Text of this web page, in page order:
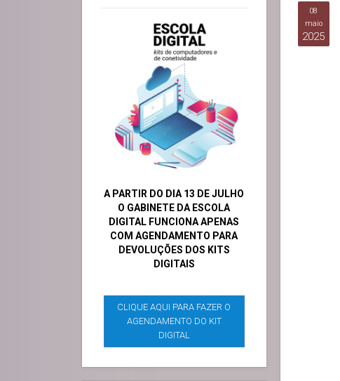
08
maio
2025
A PARTIR DO DIA 13 DE JULHO
O GABINETE DA ESCOLA
DIGITAL FUNCIONA APENAS
COM AGENDAMENTO PARA
DEVOLUÇÕES DOS KITS
DIGITAIS
CLIQUE AQUI PARA FAZER O
AGENDAMENTO DO KIT
DIGITAL